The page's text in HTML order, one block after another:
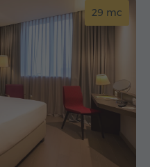
29 mc